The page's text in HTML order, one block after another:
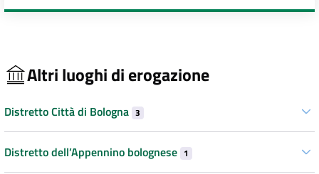
Altri luoghi di erogazione
Distretto Città di Bologna 3
Distretto dell’Appennino bolognese 1